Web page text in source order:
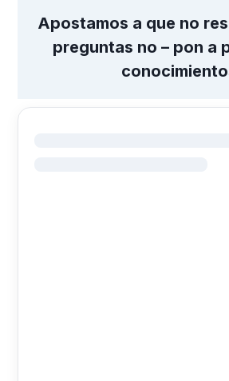
Apostamos a que no
preguntas no – pon a